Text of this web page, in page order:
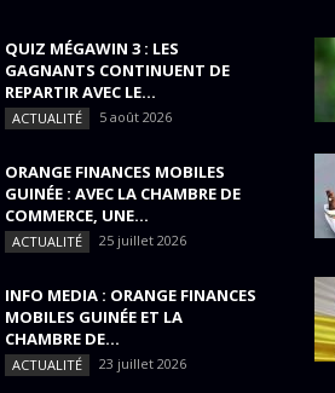
QUIZ MÉGAWIN 3 : LES
GAGNANTS CONTINUENT DE
REPARTIR AVEC LE...
ACTUALITÉ 5 août 2026
ORANGE FINANCES MOBILES
GUINÉE : AVEC LA CHAMBRE DE
COMMERCE, UNE...
ACTUALITÉ 25 juillet 2026
INFO MEDIA : ORANGE FINANCES
MOBILES GUINÉE ET LA
CHAMBRE DE...
ACTUALITÉ 23 juillet 2026